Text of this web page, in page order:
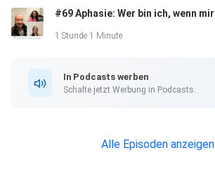
1 Stunde 1 Minute
In Podcasts werben
Schalte jetzt Werbung in Podcasts.
Alle Episoden anzeigen